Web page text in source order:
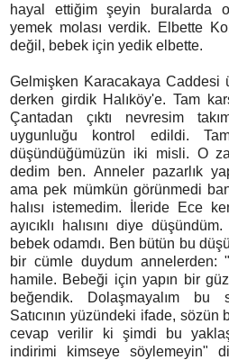
hayal ettiğim şeyin buralarda
yemek molası verdik. Elbette
değil, bebek için yedik elbette.
Gelmişken Karacakaya Caddesi
derken girdik Halıköy'e. Tam
Çantadan çıktı nevresim
uygunluğu kontrol edildi.
düşündüğümüzün iki misli. O
dedim ben. Anneler pazarlık
ama pek mümkün görünmedi
halısı istemedim. İleride Ece
ayıcıklı halısını diye
bebek odamdı. Ben bütün bu
bir cümle duydum annelerden:
hamile. Bebeği için yapın bir
beğendik. Dolaşmayalım bu
Satıcının yüzündeki ifade, sözün
cevap verilir ki şimdi bu
indirimi kimseye söylemeyin"